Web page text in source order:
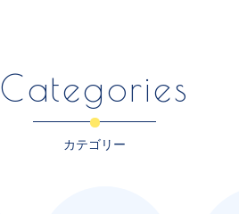
Categories
カテゴリー